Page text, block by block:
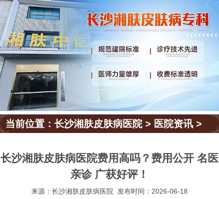
当前位置：长沙湘肤皮肤病医院> 医院资讯 >
长沙湘肤皮肤病医院费用高吗？费用公开 名医
亲诊 广获好评！
来源：长沙湘肤皮肤病医院 发布时间：2026-06-18